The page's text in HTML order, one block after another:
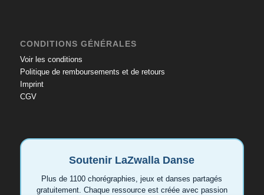
CONDITIONS GÉNÉRALES
Voir les conditions
Politique de remboursements et de retours
Imprint
CGV
Soutenir LaZwalla Danse
Plus de 1100 chorégraphies, jeux et danses partagés
gratuitement. Chaque ressource est créée avec passion